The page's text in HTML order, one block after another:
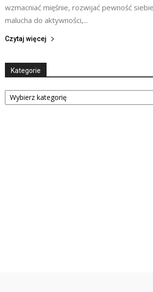
wzmacniać mięśnie, rozwijać pewność
malucha do aktywności,...
Czytaj więcej
Kategorie
Kategorie